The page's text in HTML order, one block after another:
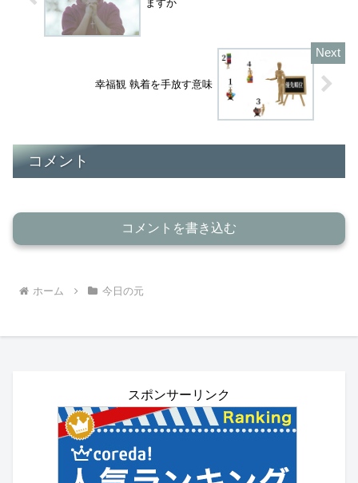
ますか
幸福観 執着を手放す意味
コメント
コメントを書き込む
ホーム 今日の元
スポンサーリンク